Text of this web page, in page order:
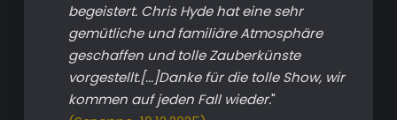
begeistert. Chris Hyde hat eine sehr
gemütliche und familiäre Atmosphäre
geschaffen und tolle Zauberkünste
vorgestellt.[...]Danke für die tolle Show, wir
kommen auf jeden Fall wieder."